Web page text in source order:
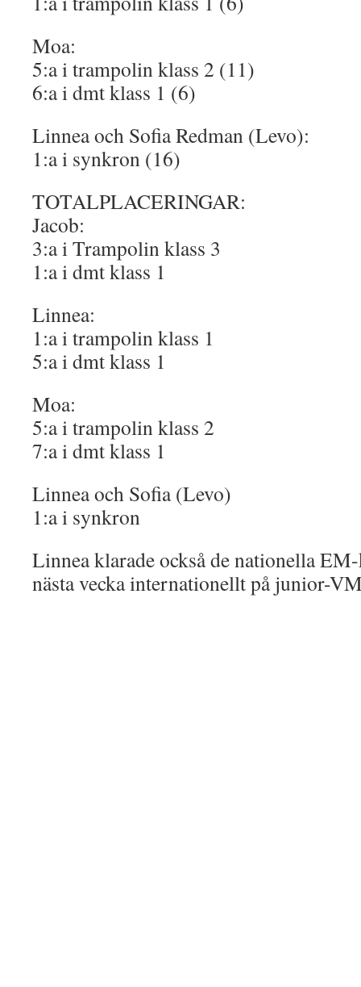
Moa:
5:a i trampolin klass 2 (11)
6:a i dmt klass 1 (6)
Linnea och Sofia Redman (Levo):
1:a i synkron (16)
TOTALPLACERINGAR:
Jacob:
3:a i Trampolin klass 3
1:a i dmt klass 1
Linnea:
1:a i trampolin klass 1
5:a i dmt klass 1
Moa:
5:a i trampolin klass 2
7:a i dmt klass 1
Linnea och Sofia (Levo)
1:a i synkron
Linnea klarade också de nationella
nästa vecka internationellt på junior-